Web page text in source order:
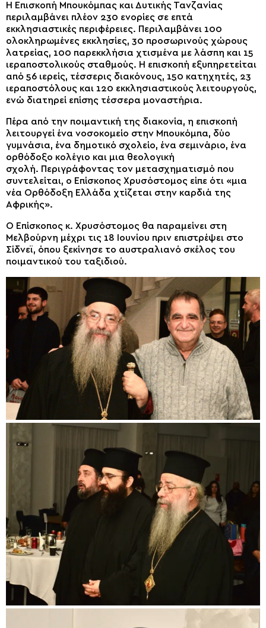
Η Επισκοπή Μπουκόμπας και Δυτικής Τανζανίας
περιλαμβάνει πλέον 230 ενορίες σε επτά
εκκλησιαστικές περιφέρειες. Περιλαμβάνει 100
ολοκληρωμένες εκκλησίες, 30 προσωρινούς χώρους
λατρείας, 100 παρεκκλήσια χτισμένα με λάσπη και 15
ιεραποστολικούς σταθμούς. Η επισκοπή εξυπηρετείται
από 56 ιερείς, τέσσερις διακόνους, 150 κατηχητές, 23
ιεραποστόλους και 120 εκκλησιαστικούς λειτουργούς,
ενώ διατηρεί επίσης τέσσερα μοναστήρια.
Πέρα από την ποιμαντική της διακονία, η επισκοπή
λειτουργεί ένα νοσοκομείο στην Μπουκόμπα, δύο
γυμνάσια, ένα δημοτικό σχολείο, ένα σεμινάριο, ένα
ορθόδοξο κολέγιο και μια θεολογική
σχολή. Περιγράφοντας τον μετασχηματισμό που
συντελείται, ο Επίσκοπος Χρυσόστομος είπε ότι «μια
νέα Ορθόδοξη Ελλάδα χτίζεται στην καρδιά της
Αφρικής».
Ο Επίσκοπος κ. Χρυσόστομος θα παραμείνει στη
Μελβούρνη μέχρι τις 18 Ιουνίου πριν επιστρέψει στο
Σίδνεϊ, όπου ξεκίνησε το αυστραλιανό σκέλος του
ποιμαντικού του ταξιδιού.